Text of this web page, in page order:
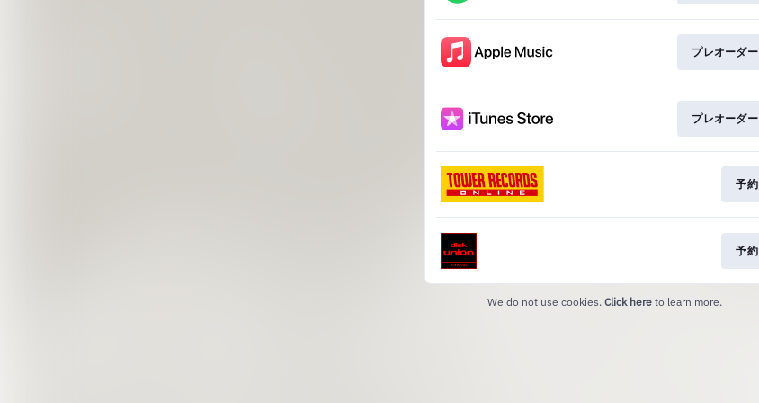
プレオーダー
プレオーダー
予約
予約
We do not use cookies. Click here to learn more.